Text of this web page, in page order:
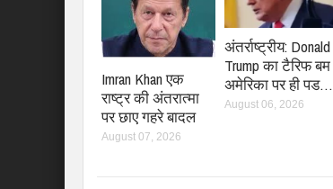
Imran Khan एक
राष्ट्र की अंतरात्मा
पर छाए गहरे बादल
August 07, 2026
अंतर्राष्ट्रीय: Donald
Trump का टैरिफ बम
अमेरिका पर ही पड…
August 06, 2026